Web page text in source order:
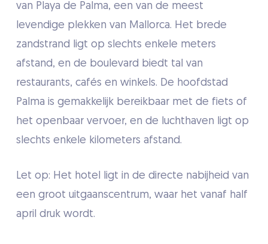
van Playa de Palma, een van de meest
levendige plekken van Mallorca. Het brede
zandstrand ligt op slechts enkele meters
afstand, en de boulevard biedt tal van
restaurants, cafés en winkels. De hoofdstad
Palma is gemakkelijk bereikbaar met de fiets of
het openbaar vervoer, en de luchthaven ligt op
slechts enkele kilometers afstand.
Let op: Het hotel ligt in de directe nabijheid van
een groot uitgaanscentrum, waar het vanaf half
april druk wordt.